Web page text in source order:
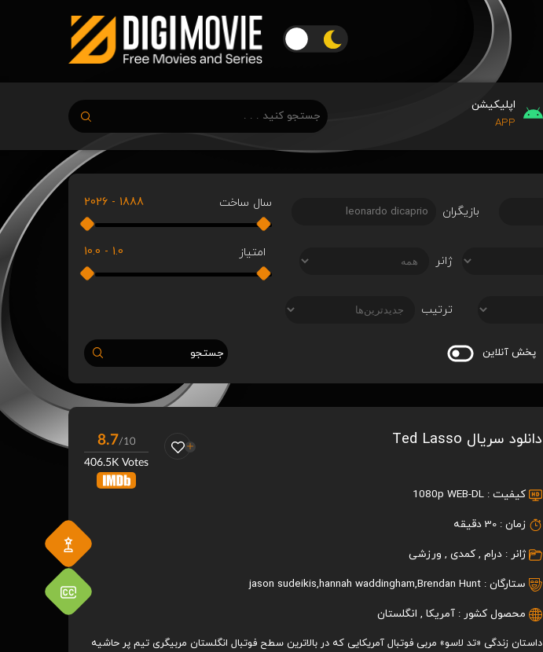
اپلیکیشن
APP
بازیگران
سال ساخت 1888
-
2026
ژانر
امتیاز 1.0
-
10.0
ترتیب
پخش آنلاین جستجو
8.7/10
406.5K Votes
دانلود سریال Ted Lasso
کیفیت : 1080p WEB-DL
زمان : 30 دقیقه
ژانر : درام, کمدی, ورزشی
ستارگان :
jason sudeikis,hannah waddingham,Brendan Hunt
محصول کشور : آمریکا, انگلستان
داستان زندگی «تد لاسو» مربی فوتبال آمریکایی که در بالاترین سطح فوتبال انگلستان مربیگری تیم پر حاشیه